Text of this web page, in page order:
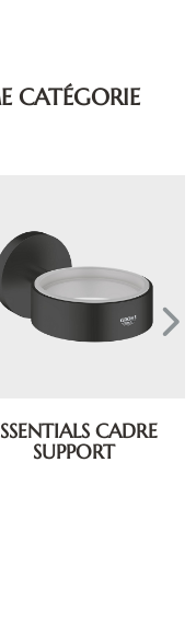
CATÉGORIE
CADRE
SUPPORT